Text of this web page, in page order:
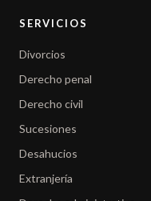
SERVICIOS
Divorcios
Derecho penal
Derecho civil
Sucesiones
Desahucios
Extranjería